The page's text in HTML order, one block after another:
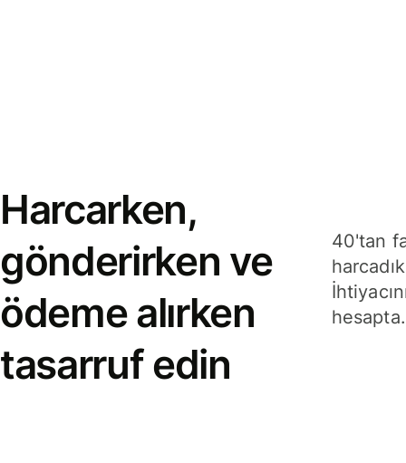
Harcarken,
gönderirken ve
ödeme alırken
tasarruf edin
40'tan
hesapta.